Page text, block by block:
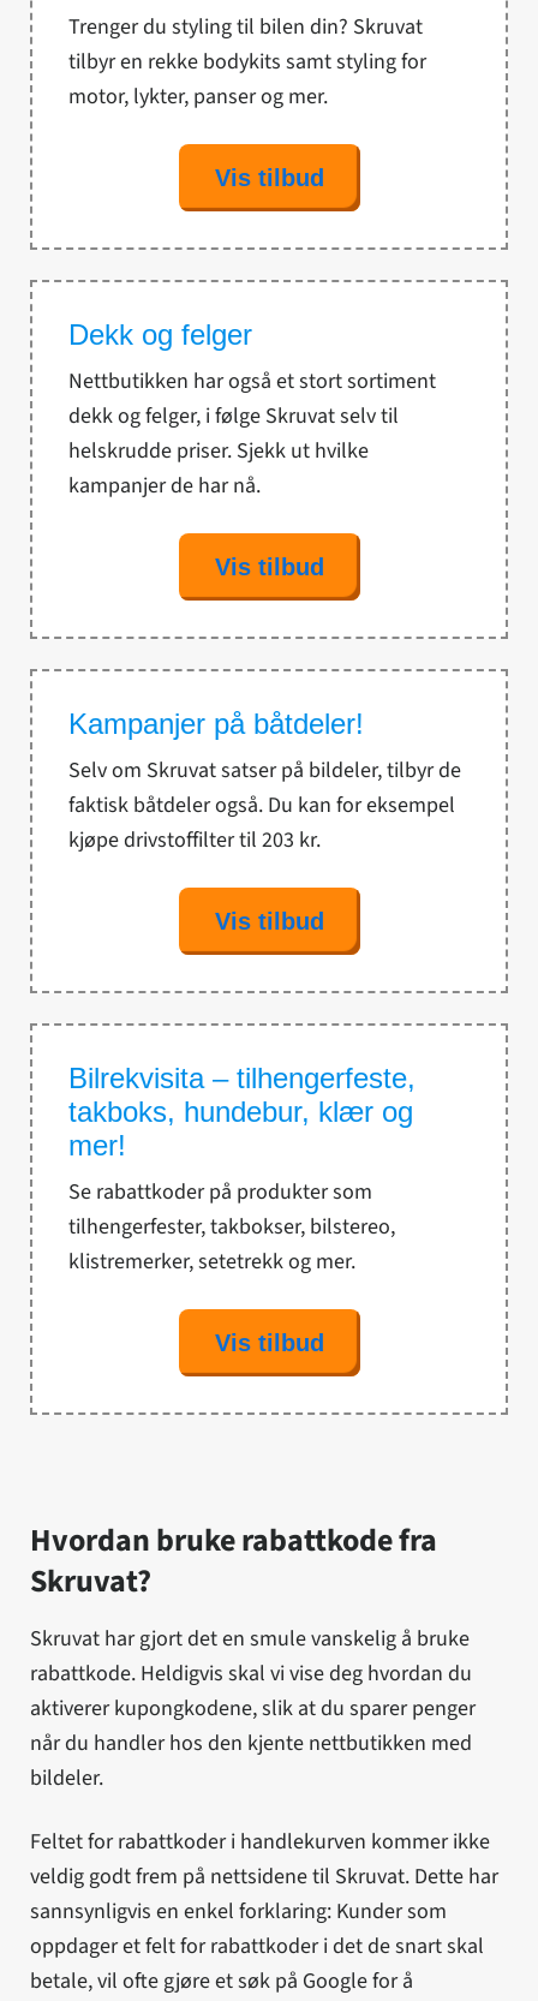
Trenger du styling til bilen din? Skruvat
tilbyr en rekke bodykits samt styling for
motor, lykter, panser og mer.
Vis tilbud
Dekk og felger
Nettbutikken har også et stort sortiment
dekk og felger, i følge Skruvat selv til
helskrudde priser. Sjekk ut hvilke
kampanjer de har nå.
Vis tilbud
Kampanjer på båtdeler!
Selv om Skruvat satser på bildeler, tilbyr de
faktisk båtdeler også. Du kan for eksempel
kjøpe drivstoffilter til 203 kr.
Vis tilbud
Bilrekvisita – tilhengerfeste,
takboks, hundebur, klær og
mer!
Se rabattkoder på produkter som
tilhengerfester, takbokser, bilstereo,
klistremerker, setetrekk og mer.
Vis tilbud
Hvordan bruke rabattkode fra
Skruvat?
Skruvat har gjort det en smule vanskelig å bruke
rabattkode. Heldigvis skal vi vise deg hvordan du
aktiverer kupongkodene, slik at du sparer penger
når du handler hos den kjente nettbutikken med
bildeler.
Feltet for rabattkoder i handlekurven kommer ikke
veldig godt frem på nettsidene til Skruvat. Dette har
sannsynligvis en enkel forklaring: Kunder som
oppdager et felt for rabattkoder i det de snart skal
betale, vil ofte gjøre et søk på Google for å